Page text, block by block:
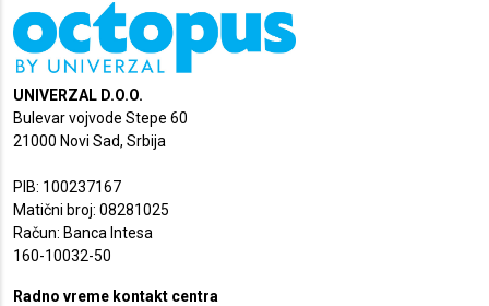
UNIVERZAL D.O.O.
Bulevar vojvode Stepe 60
21000 Novi Sad, Srbija
PIB: 100237167
Matični broj: 08281025
Račun: Banca Intesa
160-10032-50
Radno vreme kontakt centra